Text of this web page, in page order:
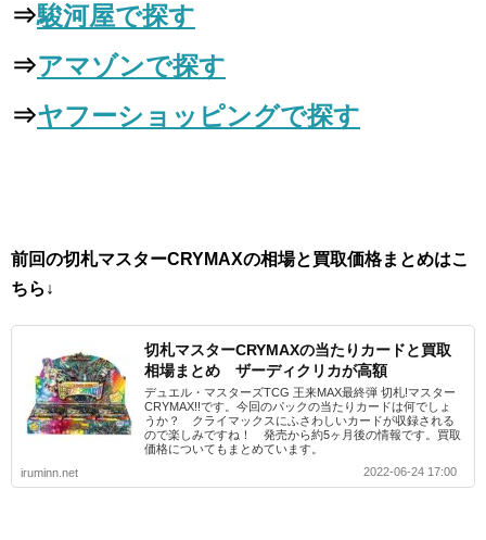
⇒駿河屋で探す
⇒アマゾンで探す
⇒ヤフーショッピングで探す
前回の切札マスターCRYMAXの相場と買取価格まとめはこ
ちら↓
切札マスターCRYMAXの当たりカードと買取
相場まとめ ザーディクリカが高額
デュエル・マスターズTCG 王来MAX最終弾 切札!マスター
CRYMAX!!です。今回のパックの当たりカードは何でしょ
うか？ クライマックスにふさわしいカードが収録される
ので楽しみですね！ 発売から約5ヶ月後の情報です。買取
価格についてもまとめています。
iruminn.net
2022-06-24 17:00